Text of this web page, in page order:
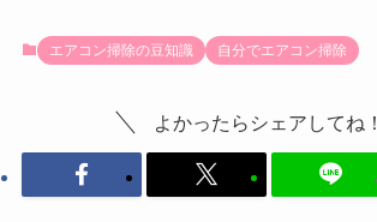
エアコン掃除の豆知識 自分でエアコン掃除
よかったらシェアしてね！